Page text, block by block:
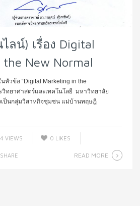
ลน์) เรื่อง Digital
New Normal
วข้อ “Digital Marketing in the
วิทยาศาสตร์และเทคโนโลยี มหาวิทยาลัย
ป็นกลุ่มวิสาหกิจชุมชน แม่บ้านทฤษฎี
VIEWS 0 LIKES
SHARE READ MORE